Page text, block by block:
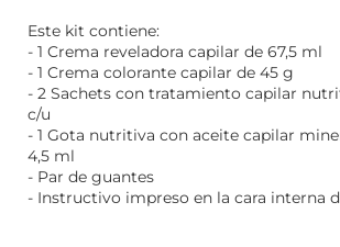
Este kit contiene:
- 1 Crema reveladora capilar de 67,5 ml
- 1 Crema colorante capilar de 45 g
- 2 Sachets con tratamiento capilar
c/u
- 1 Gota nutritiva con aceite capilar
4,5 ml
- Par de guantes
- Instructivo impreso en la cara interna